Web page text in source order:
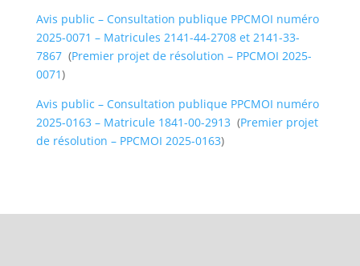
Avis public – Consultation publique PPCMOI numéro
2025-0071 – Matricules 2141-44-2708 et 2141-33-
7867 (Premier projet de résolution – PPCMOI 2025-
0071)
Avis public – Consultation publique PPCMOI numéro
2025-0163 – Matricule 1841-00-2913 (Premier projet
de résolution – PPCMOI 2025-0163)